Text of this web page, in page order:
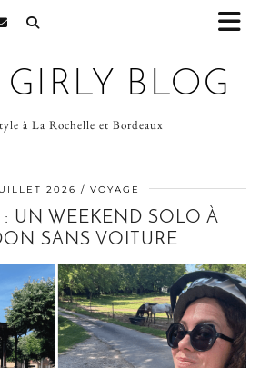
BLOG
à La Rochelle et Bordeaux
2026 VOYAGE
: UN WEEKEND SOLO À
SANS VOITURE